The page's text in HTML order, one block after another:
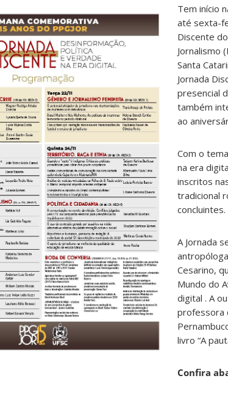
Tem início
até sexta-
Discente
Jornalismo
Santa
Jornada
presencial
também
ao
Com o
na era
inscritos
tradicional
concluintes.
A Jornada
Cesarino,
Mundo do
digital . A
professora
livro “A
Confira